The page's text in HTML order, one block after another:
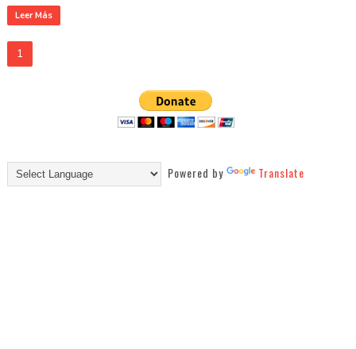
Leer Más
1
Powered by Translate